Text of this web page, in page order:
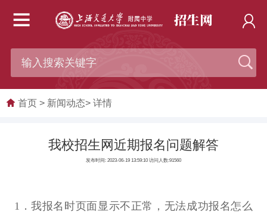
首页 > 新闻动态> 详情
我校招生网近期报名问题解答
发布时间: 2023-06-19 13:59:10 访问人数:91560
1．我报名时页面显示不正常，无法成功报名怎么